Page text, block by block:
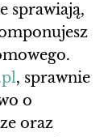
sprawiają,
, sprawnie
o
oraz